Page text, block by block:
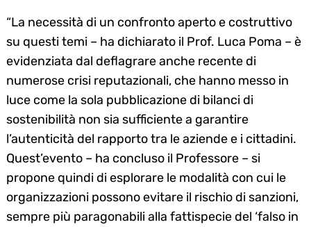
“La necessità di un confronto aperto e costruttivo
su questi temi – ha dichiarato il Prof. Luca Poma – è
evidenziata dal deflagrare anche recente di
numerose crisi reputazionali, che hanno messo in
luce come la sola pubblicazione di bilanci di
sostenibilità non sia sufficiente a garantire
l’autenticità del rapporto tra le aziende e i cittadini.
Quest’evento – ha concluso il Professore – si
propone quindi di esplorare le modalità con cui le
organizzazioni possono evitare il rischio di sanzioni,
sempre più paragonabili alla fattispecie del ‘falso in